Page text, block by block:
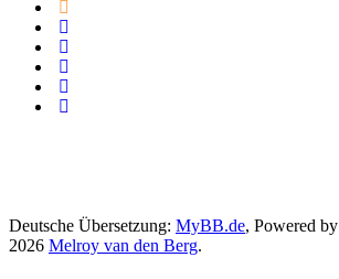
Deutsche Übersetzung: MyBB.de, Powered by
2026 Melroy van den Berg.